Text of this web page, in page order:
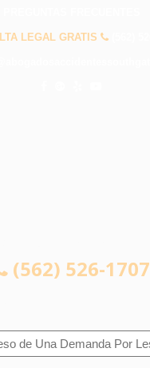
LEGAL GRATIS
(562) 526-1707